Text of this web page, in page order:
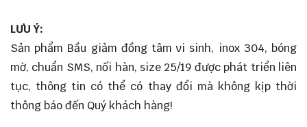
LƯU Ý:
Sản phẩm Bầu giảm đồng tâm vi sinh, inox 304, bóng
mờ, chuẩn SMS, nối hàn, size 25/19 được phát triển liên
tục, thông tin có thể có thay đổi mà không kịp thời
thông báo đến Quý khách hàng!